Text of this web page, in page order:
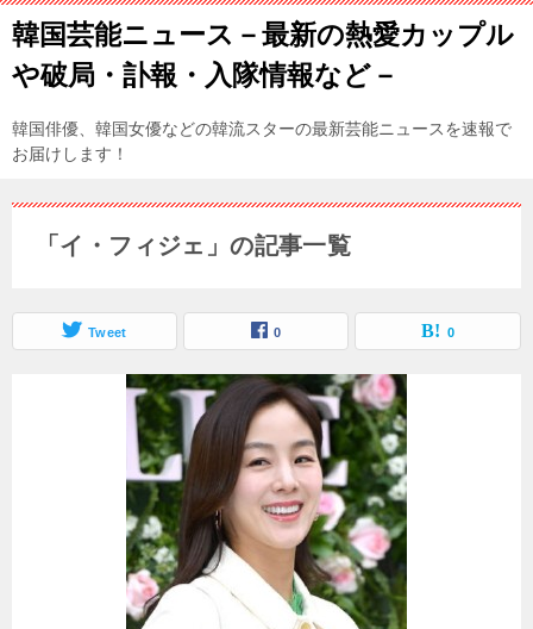
韓国芸能ニュース－最新の熱愛カップル
や破局・訃報・入隊情報など－
韓国俳優、韓国女優などの韓流スターの最新芸能ニュースを速報で
お届けします！
「イ・フィジェ」の記事一覧
Tweet 0 0